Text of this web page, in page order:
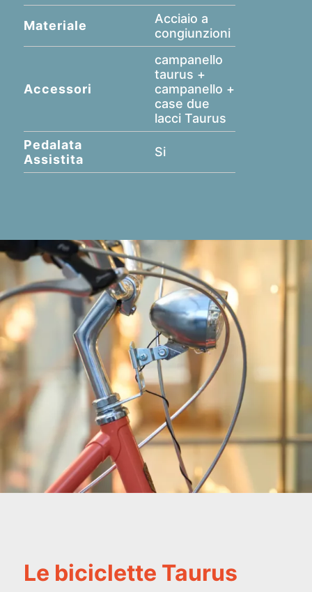
Materiale
Acciaio a
congiunzioni
Accessori
campanello
taurus +
campanello +
case due
lacci Taurus
Pedalata
Assistita
Si
Le biciclette Taurus